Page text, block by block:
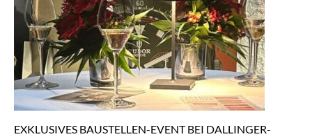
EXKLUSIVES BAUSTELLEN-EVENT BEI DALLINGER-